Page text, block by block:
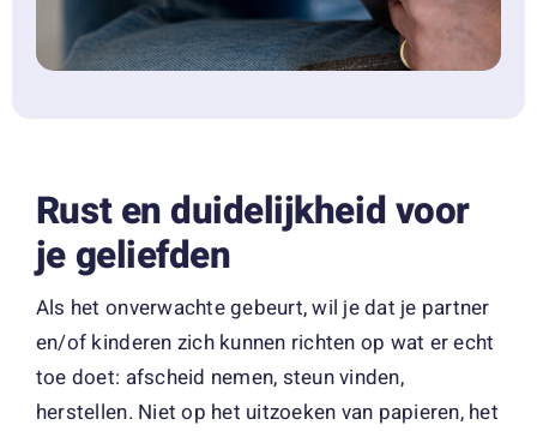
Rust en duidelijkheid voor
je geliefden
Als het onverwachte gebeurt, wil je dat je partner
en/of kinderen zich kunnen richten op wat er echt
toe doet: afscheid nemen, steun vinden,
herstellen. Niet op het uitzoeken van papieren, het